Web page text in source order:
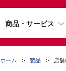
商品・サービス
ホーム 製品 店